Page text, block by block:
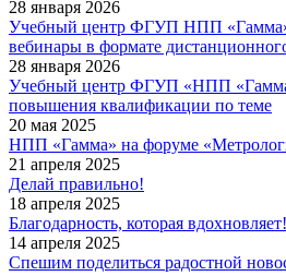
28 января 2026
Учебный центр ФГУП НПП «Гамма»
вебинары в формате
28 января 2026
Учебный центр ФГУП «НПП
повышения квалификации по теме
20 мая 2025
НПП «Гамма» на форуме
21 апреля 2025
Делай правильно!
18 апреля 2025
Благодарность, которая вдохновляет!
14 апреля 2025
Спешим поделиться радостной